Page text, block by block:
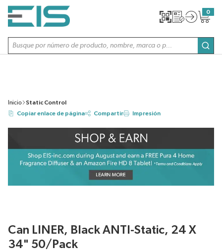
SALTAR AL CONTENIDO PRINCIPAL
Búsqueda de sitio
0
{0}
Inicio
Static Control
Copiar enlace de página
Compartir Impresión
Can LINER, Black ANTI-Static, 24 X
34" 50/Pack